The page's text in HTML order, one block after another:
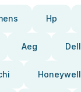
Hp
Aeg Dell
Honeywell